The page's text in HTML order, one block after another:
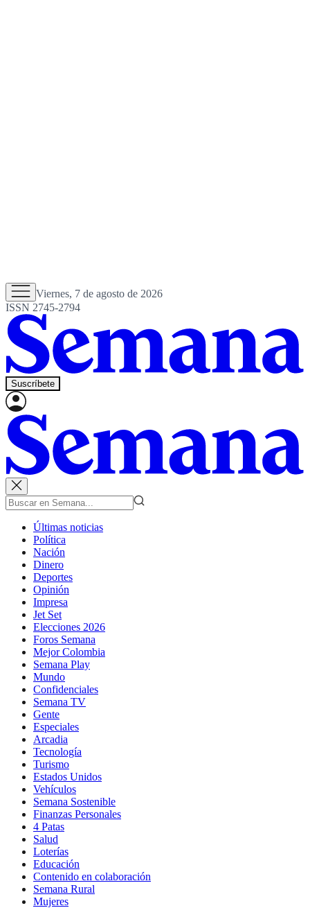
Viernes, 7 de agosto de 2026
ISSN 2745-2794
Suscríbete
Últimas noticias
Política
Nación
Dinero
Deportes
Opinión
Impresa
Jet Set
Elecciones 2026
Foros Semana
Mejor Colombia
Semana Play
Mundo
Confidenciales
Semana TV
Gente
Especiales
Arcadia
Tecnología
Turismo
Estados Unidos
Vehículos
Semana Sostenible
Finanzas Personales
4 Patas
Salud
Loterías
Educación
Contenido en colaboración
Semana Rural
Mujeres